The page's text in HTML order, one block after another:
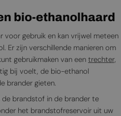
bio-ethanolhaard
voor gebruik en kan vrijwel meteen
Er zijn verschillende manieren om
gebruikmaken van een trechter,
bij voelt, de bio-ethanol
brander gieten.
brandstof in de brander te
het brandstofreservoir uit uw